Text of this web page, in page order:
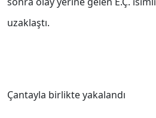
uzaklaştı.
Çantayla birlikte yakalandı